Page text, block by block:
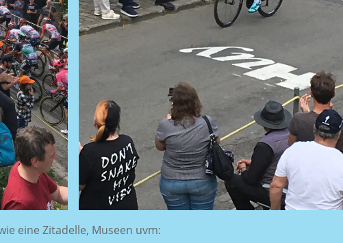
eine Zitadelle, Museen uvm: